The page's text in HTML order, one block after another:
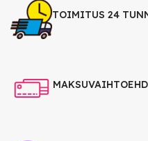
TOIMITUS 24